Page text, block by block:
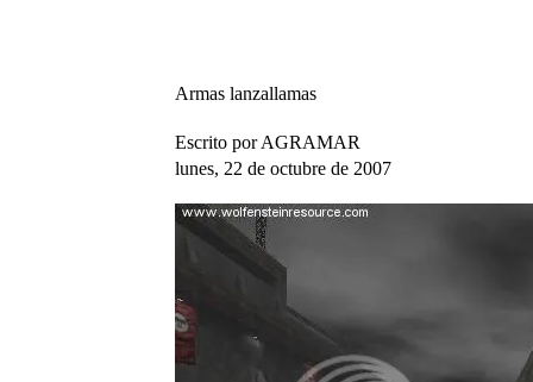
Armas lanzallamas
Escrito por AGRAMAR
lunes, 22 de octubre de 2007